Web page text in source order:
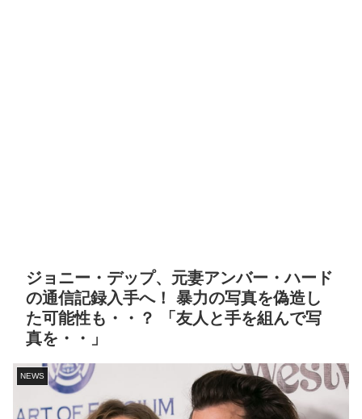
ジョニー・デップ、元妻アンバー・ハード
の通信記録入手へ！ 暴力の写真を偽造し
た可能性も・・？ 「友人と手を組んで写
真を・・」
NEWS